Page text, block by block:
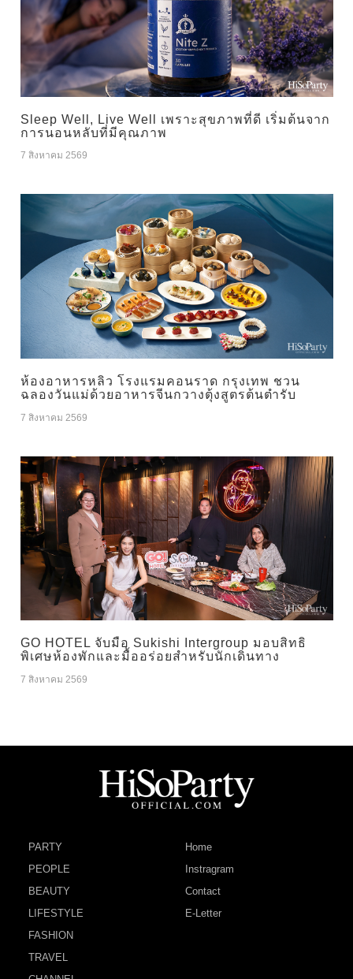
Sleep Well, Live Well เพราะสุขภาพที่ดี เริ่มต้นจาก
การนอนหลับที่มีคุณภาพ
7 สิงหาคม 2569
ห้องอาหารหลิว โรงแรมคอนราด กรุงเทพ ชวน
ฉลองวันแม่ด้วยอาหารจีนกวางตุ้งสูตรต้นตำรับ
7 สิงหาคม 2569
GO HOTEL จับมือ Sukishi Intergroup มอบสิทธิ
พิเศษห้องพักและมื้ออร่อยสำหรับนักเดินทาง
7 สิงหาคม 2569
PARTY
PEOPLE
BEAUTY
LIFESTYLE
FASHION
TRAVEL
Home
Instragram
Contact
E-Letter